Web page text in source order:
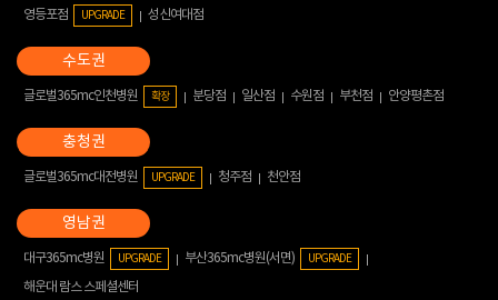
영등포점
UPGRADE 성신여대점
글로벌365mc인천병원 확장 분당점 일산점 수원점 부천점 안양평촌점
글로벌365mc대전병원 UPGRADE 청주점 천안점
대구365mc병원 UPGRADE 부산365mc병원(서면) UPGRADE
해운대 람스 스페셜센터